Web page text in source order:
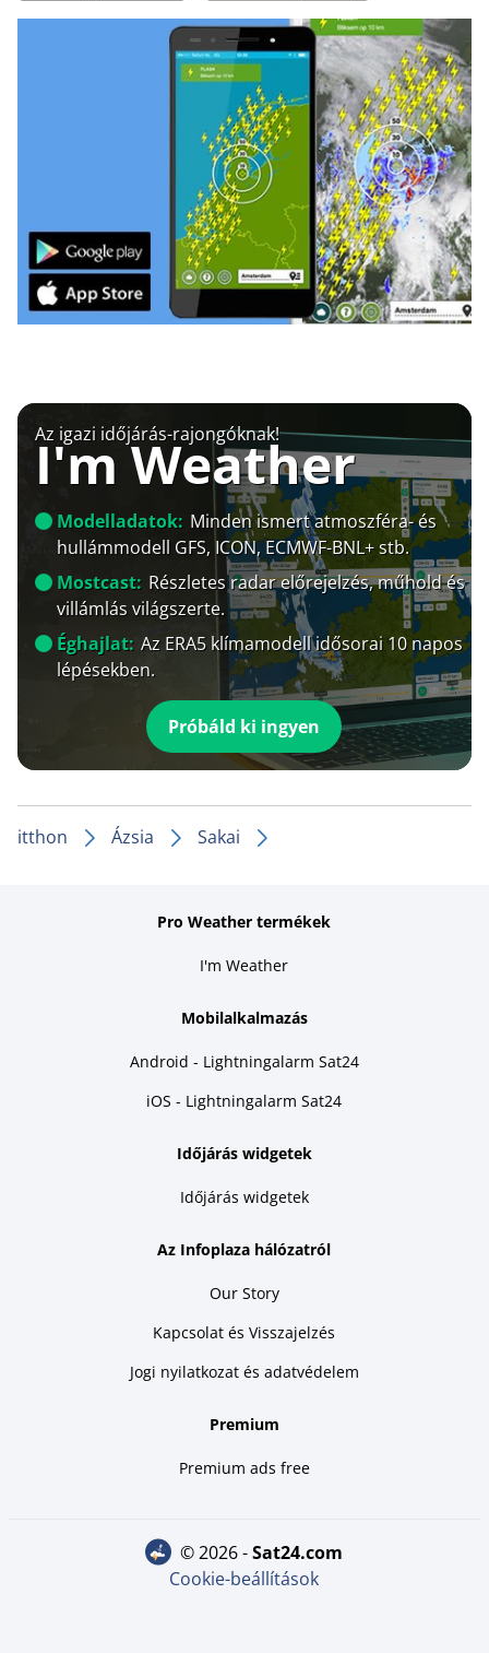
Az igazi időjárás-rajongóknak!
I'm Weather
Modelladatok: Minden ismert atmoszféra- és
hullámmodell GFS, ICON, ECMWF-BNL+ stb.
Mostcast: Részletes radar előrejelzés, műhold és
villámlás világszerte.
Éghajlat: Az ERA5 klímamodell idősorai 10 napos
lépésekben.
Próbáld ki ingyen
itthon Ázsia Sakai
Pro Weather termékek
I'm Weather
Mobilalkalmazás
Android - Lightningalarm Sat24
iOS - Lightningalarm Sat24
Időjárás widgetek
Időjárás widgetek
Az Infoplaza hálózatról
Our Story
Kapcsolat és Visszajelzés
Jogi nyilatkozat és adatvédelem
Premium
Premium ads free
© 2026 - sat24.com
Cookie-beállítások